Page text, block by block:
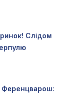
Слідом
Ференцварош: